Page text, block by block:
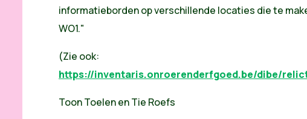
informatieborden op verschillende locaties die te
WO1."
(Zie ook:
https://inventaris.onroerenderfgoed.be/dibe/
Toon Toelen en Tie Roefs